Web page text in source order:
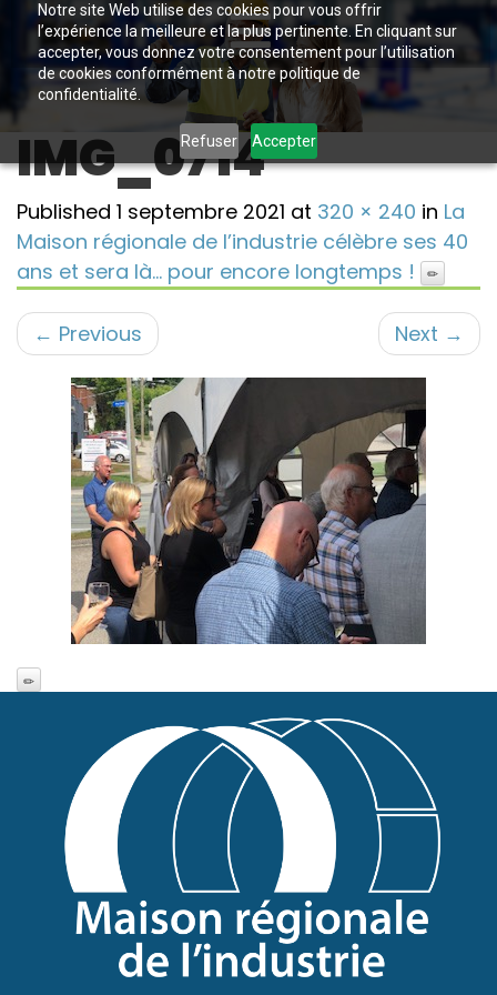
Notre site Web utilise des cookies pour vous offrir
l’expérience la meilleure et la plus pertinente. En cliquant sur
accepter, vous donnez votre consentement pour l’utilisation
de cookies conformément à notre politique de
confidentialité.
Refuser Accepter
IMG_0714
Published 1 septembre 2021 at 320 × 240 in La
Maison régionale de l’industrie célèbre ses 40
ans et sera là… pour encore longtemps !
← Previous Next →